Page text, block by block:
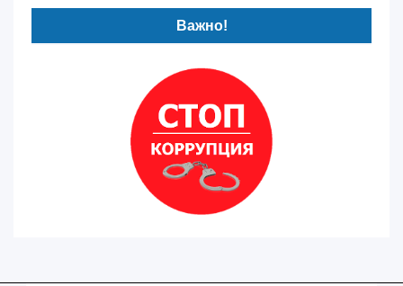
Важно!